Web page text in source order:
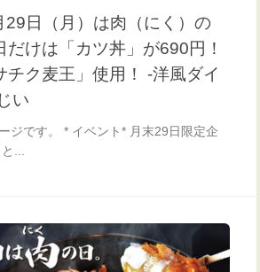
29日（月）は肉（にく）の
だけは「カツ丼」が690円！
チク麦王」使用！ -洋風ダイ
い
ジです。 * イベント* 月末29日限定企
...